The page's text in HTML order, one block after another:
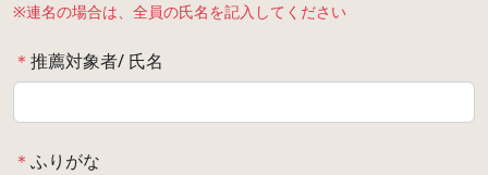
※連名の場合は、全員の氏名を記入してください
＊ 推薦対象者/ 氏名
＊ ふりがな